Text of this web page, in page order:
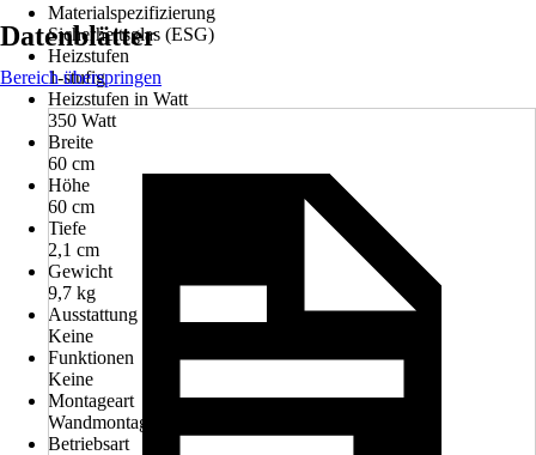
Materialspezifizierung
Sicherheitsglas (ESG)
Heizstufen
1-stufig
Heizstufen in Watt
350 Watt
Breite
60 cm
Höhe
60 cm
Tiefe
2,1 cm
Gewicht
9,7 kg
Ausstattung
Keine
Funktionen
Keine
Montageart
Wandmontage
Betriebsart
Datenblätter
Bereich überspringen